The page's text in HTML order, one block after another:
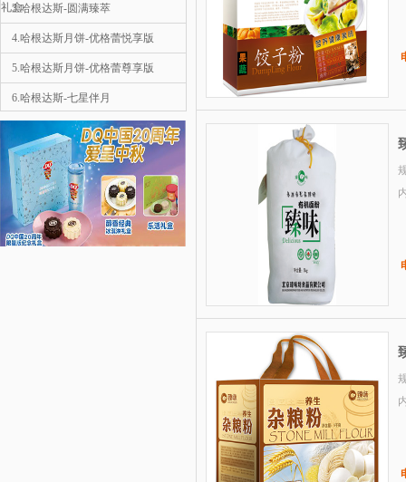
礼盒
3.哈根达斯-圆满臻萃
4.哈根达斯月饼-优格蕾悦享版
5.哈根达斯月饼-优格蕾尊享版
6.哈根达斯-七星伴月
7.哈根达斯月饼-彩云追月
8.哈根达斯-金尊
9.星巴克-星情月饼礼盒
10.星巴克-星悦月饼礼盒
哈根达斯月饼-彩云追月